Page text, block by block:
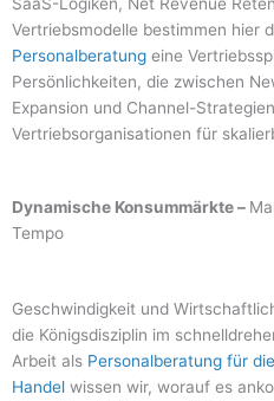
Vertriebsmodelle bestimmen hier
Personalberatung eine
Persönlichkeiten, die zwischen
Expansion und Channel-
Vertriebsorganisationen für
Dynamische Konsummärkte –
Tempo
Geschwindigkeit und
die Königsdisziplin im
Arbeit als Personalberatung für
Handel wissen wir, worauf es